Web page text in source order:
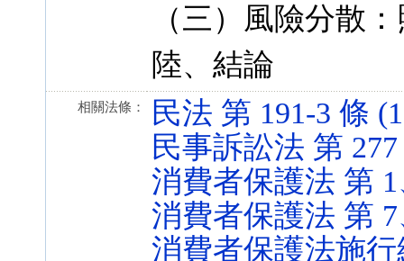
（三）風險分散
陸、結論
相關法條：
民法 第 191-3 條
民事訴訟法 第
消費者保護法 第 1
消費者保護法 第 7
消費者保護法施行